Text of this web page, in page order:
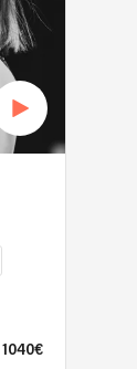
1040€